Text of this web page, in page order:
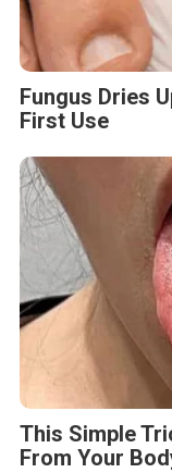
Fungus Dries
First Use
This Simple
From Your